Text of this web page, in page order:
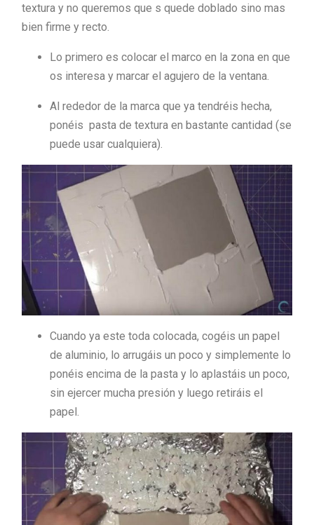
textura y no queremos que s quede doblado sino mas
bien firme y recto.
Lo primero es colocar el marco en la zona en que
os interesa y marcar el agujero de la ventana.
Al rededor de la marca que ya tendréis hecha,
ponéis pasta de textura en bastante cantidad (se
puede usar cualquiera).
Cuando ya este toda colocada, cogéis un papel
de aluminio, lo arrugáis un poco y simplemente lo
ponéis encima de la pasta y lo aplastáis un poco,
sin ejercer mucha presión y luego retiráis el
papel.